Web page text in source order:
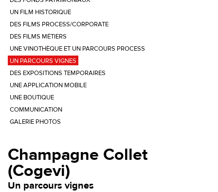
UN FILM HISTORIQUE
DES FILMS PROCESS/CORPORATE
DES FILMS MÉTIERS
UNE VINOTHÈQUE ET UN PARCOURS PROCESS
UN PARCOURS VIGNES
DES EXPOSITIONS TEMPORAIRES
UNE APPLICATION MOBILE
UNE BOUTIQUE
COMMUNICATION
GALERIE PHOTOS
Champagne Collet
(Cogevi)
Un parcours vignes